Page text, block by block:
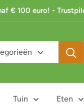
€ 100 euro! -
Tuin Eten